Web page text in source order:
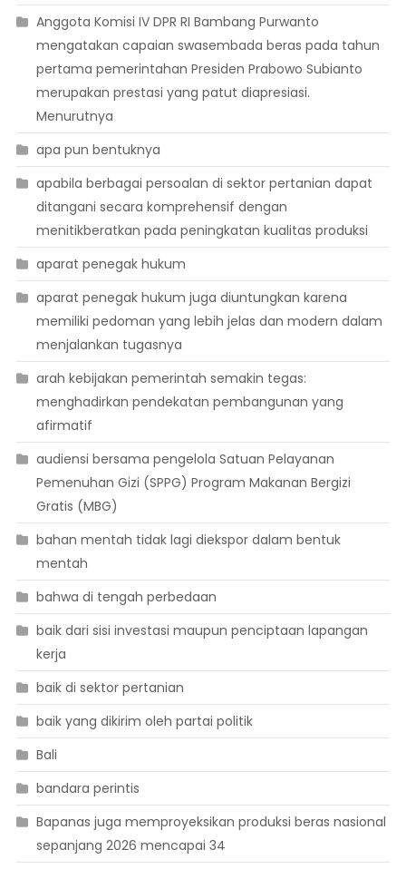
Anggota Komisi IV DPR RI Bambang Purwanto
mengatakan capaian swasembada beras pada tahun
pertama pemerintahan Presiden Prabowo Subianto
merupakan prestasi yang patut diapresiasi.
Menurutnya
apa pun bentuknya
apabila berbagai persoalan di sektor pertanian dapat
ditangani secara komprehensif dengan
menitikberatkan pada peningkatan kualitas produksi
aparat penegak hukum
aparat penegak hukum juga diuntungkan karena
memiliki pedoman yang lebih jelas dan modern dalam
menjalankan tugasnya
arah kebijakan pemerintah semakin tegas:
menghadirkan pendekatan pembangunan yang
afirmatif
audiensi bersama pengelola Satuan Pelayanan
Pemenuhan Gizi (SPPG) Program Makanan Bergizi
Gratis (MBG)
bahan mentah tidak lagi diekspor dalam bentuk
mentah
bahwa di tengah perbedaan
baik dari sisi investasi maupun penciptaan lapangan
kerja
baik di sektor pertanian
baik yang dikirim oleh partai politik
Bali
bandara perintis
Bapanas juga memproyeksikan produksi beras nasional
sepanjang 2026 mencapai 34